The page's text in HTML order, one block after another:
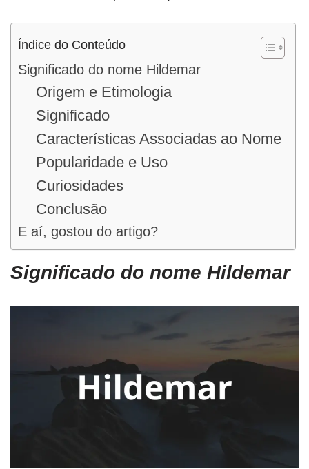
Índice do Conteúdo
Significado do nome Hildemar
Origem e Etimologia
Significado
Características Associadas ao Nome
Popularidade e Uso
Curiosidades
Conclusão
E aí, gostou do artigo?
Significado do nome Hildemar